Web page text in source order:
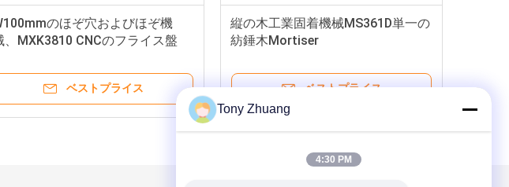
のほぞ穴およびほぞ機
、MXK3810 CNCのフライス盤
ベストプライス
縦の木工業固着機械MS361D単一の
紡錘木Mortiser
ベストプライス
Tony Zhuang
4:30 PM